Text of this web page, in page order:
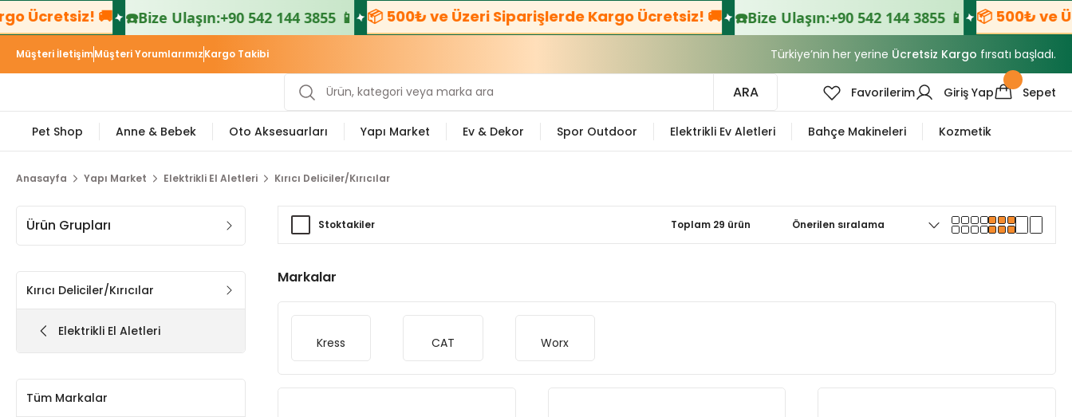
🚚 ☎️Bize Ulaşın:+90 542 144 3855 📱 📦 500₺ ve Üzeri Siparişlerde Kargo Ücretsiz! 🚚 ☎️Bize Ulaşın:+90 542 144 3855 📱 📦 500₺ ve
Müşteri İletişimMüşteri YorumlarımızKargo Takibi Türkiye’nin her yerine Ücretsiz Kargo fırsatı başladı.
ARA Favorilerim Giriş Yap Sepet
Pet Shop Anne & Bebek Oto Aksesuarları Yapı Market Ev & Dekor Spor Outdoor Elektrikli Ev Aletleri Bahçe Makineleri Kozmetik
Anasayfa Yapı Market Elektrikli El Aletleri Kırıcı Deliciler/Kırıcılar
Ürün Grupları
Kırıcı Deliciler/Kırıcılar
Elektrikli El Aletleri
Tüm Markalar
Stoktakiler Toplam 29 ürün
Markalar
Kress CAT Worx